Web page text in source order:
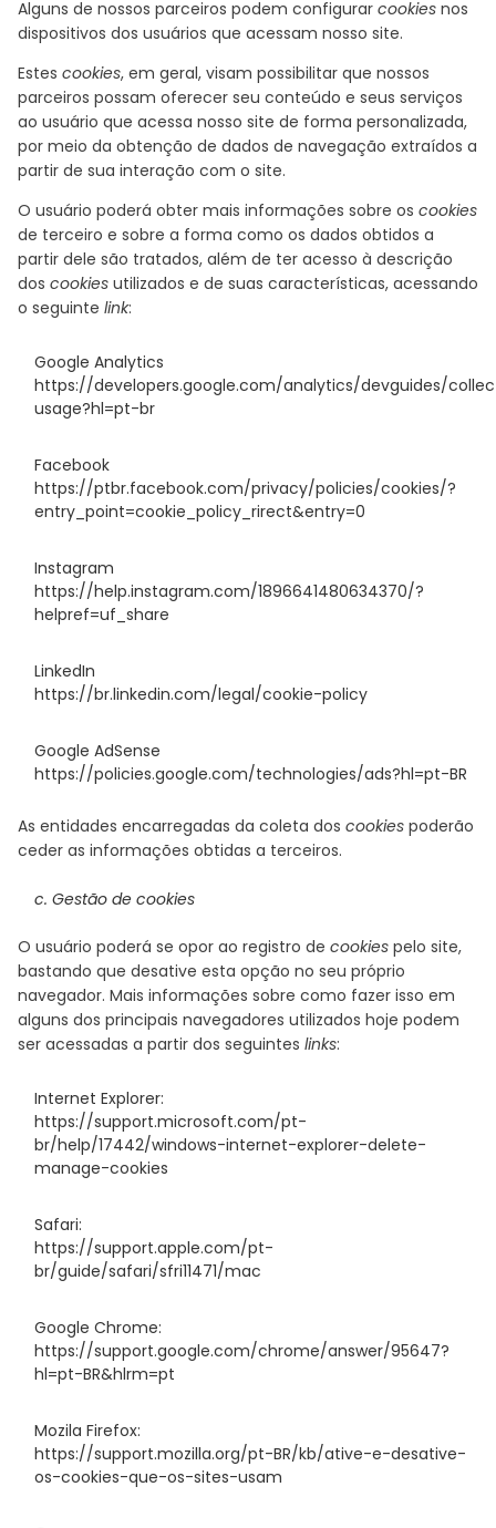
Alguns de nossos parceiros podem configurar cookies nos
dispositivos dos usuários que acessam nosso site.
Estes cookies, em geral, visam possibilitar que nossos
parceiros possam oferecer seu conteúdo e seus serviços
ao usuário que acessa nosso site de forma personalizada,
por meio da obtenção de dados de navegação extraídos a
partir de sua interação com o site.
O usuário poderá obter mais informações sobre os cookies
de terceiro e sobre a forma como os dados obtidos a
partir dele são tratados, além de ter acesso à descrição
dos cookies utilizados e de suas características, acessando
o seguinte link:
Google Analytics
https://developers.google.com/analytics/devguides/
usage?hl=pt-br
Facebook
https://ptbr.facebook.com/privacy/policies/cookies/?
entry_point=cookie_policy_rirect&entry=0
Instagram
https://help.instagram.com/1896641480634370/?
helpref=uf_share
LinkedIn
https://br.linkedin.com/legal/cookie-policy
Google AdSense
https://policies.google.com/technologies/ads?hl=pt-BR
As entidades encarregadas da coleta dos cookies poderão
ceder as informações obtidas a terceiros.
c. Gestão de cookies
O usuário poderá se opor ao registro de cookies pelo site,
bastando que desative esta opção no seu próprio
navegador. Mais informações sobre como fazer isso em
alguns dos principais navegadores utilizados hoje podem
ser acessadas a partir dos seguintes links:
Internet Explorer:
https://support.microsoft.com/pt-
br/help/17442/windows-internet-explorer-delete-
manage-cookies
Safari:
https://support.apple.com/pt-
br/guide/safari/sfri11471/mac
Google Chrome:
https://support.google.com/chrome/answer/95647?
hl=pt-BR&hlrm=pt
Mozila Firefox:
https://support.mozilla.org/pt-BR/kb/ative-e-desative-
os-cookies-que-os-sites-usam